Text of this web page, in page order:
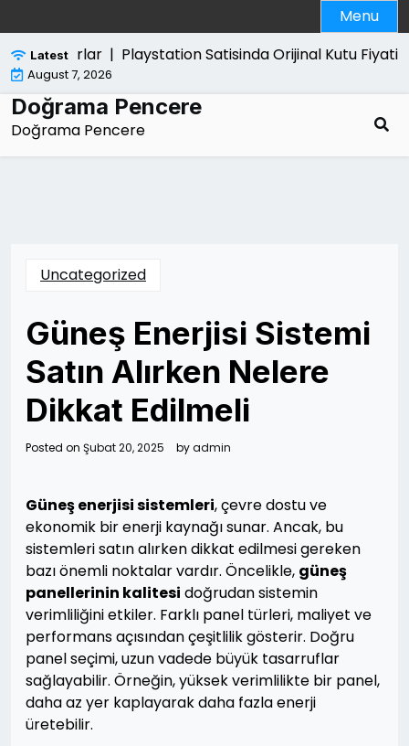
to
content
Menu
Latest
Zararlar | Playstation Satisinda Orijinal Kutu Fiyati
August 7, 2026
Doğrama Pencere
Doğrama Pencere
Uncategorized
Güneş Enerjisi Sistemi
Satın Alırken Nelere
Dikkat Edilmeli
Posted on Şubat 20, 2025 byadmin
Güneş enerjisi sistemleri, çevre dostu ve
ekonomik bir enerji kaynağı sunar. Ancak, bu
sistemleri satın alırken dikkat edilmesi gereken
bazı önemli noktalar vardır. Öncelikle, güneş
panellerinin kalitesi doğrudan sistemin
verimliliğini etkiler. Farklı panel türleri, maliyet ve
performans açısından çeşitlilik gösterir. Doğru
panel seçimi, uzun vadede büyük tasarruflar
sağlayabilir. Örneğin, yüksek verimlilikte bir panel,
daha az yer kaplayarak daha fazla enerji
üretebilir.